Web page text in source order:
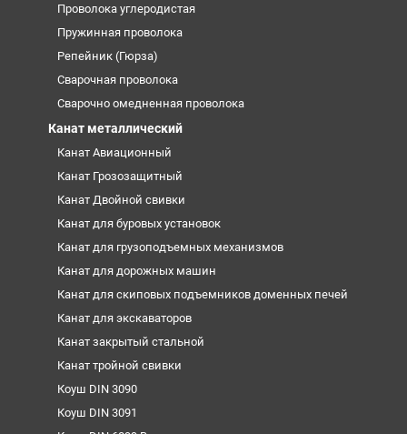
Проволока углеродистая
Пружинная проволока
Репейник (Гюрза)
Сварочная проволока
Сварочно омедненная проволока
Канат металлический
Канат Авиационный
Канат Грозозащитный
Канат Двойной свивки
Канат для буровых установок
Канат для грузоподъемных механизмов
Канат для дорожных машин
Канат для скиповых подъемников доменных печей
Канат для экскаваторов
Канат закрытый стальной
Канат тройной свивки
Коуш DIN 3090
Коуш DIN 3091